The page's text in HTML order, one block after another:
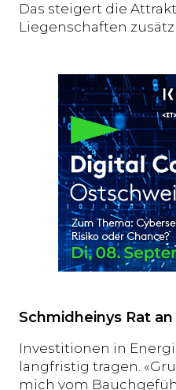
Das steigert die
Liegenschaften
Schmidheinys Rat
Investitionen in
langfristig tragen.
mich vom